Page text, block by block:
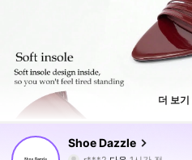
더 보기
Shoe Dazzle
다음
1시간 전